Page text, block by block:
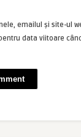
emailul și site-ul
data viitoare